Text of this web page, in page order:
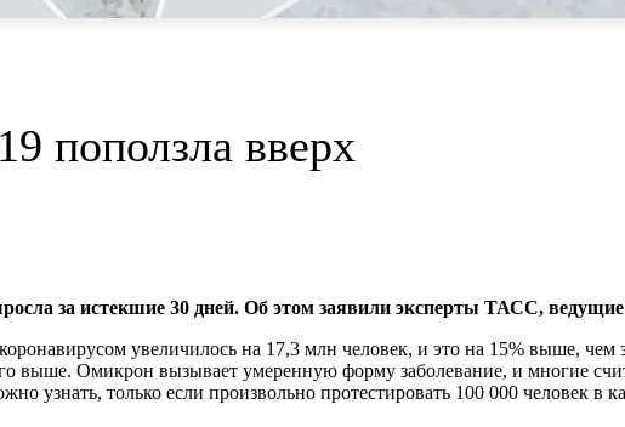
поползла вверх
за истекшие 30 дней. Об этом заявили эксперты ТАСС, ведущие
увеличилось на 17,3 млн человек, и это на 15% выше,
выше. Омикрон вызывает умеренную форму заболевание, и многие
узнать, только если произвольно протестировать 100 000 человек в